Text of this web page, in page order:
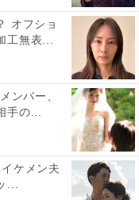
オフショ
工無表...
ンバー、
手の...
ケメン夫
...